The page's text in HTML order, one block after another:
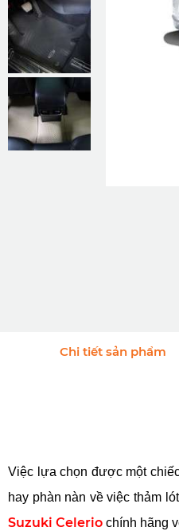
Chi tiết sản phẩm
Việc lựa chọn được một
hay phàn nàn về việc thảm
Suzuki Celerio chính hãng